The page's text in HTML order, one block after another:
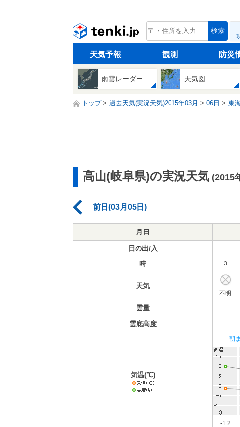
tenki.jp 検索
天気予報 観測 防災
雨雲レーダー 天気図
トップ 過去天気(実況天気)2015年03月 06日 東
高山(岐阜県)の実況天気 (2015
前日(03月05日)
月日
日の出/入
時 3
天気
不明
雲量 ---
雲底高度 ---
気温(℃)
朝
-1.2